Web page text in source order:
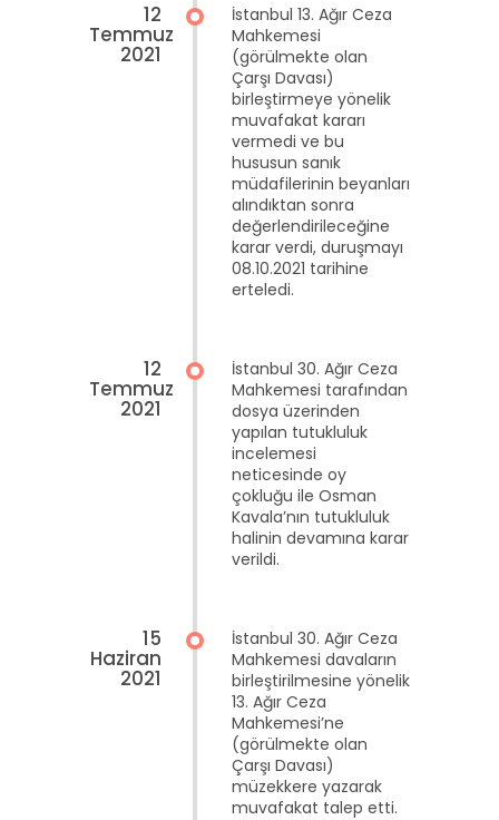
12
Temmuz
2021
İstanbul 13. Ağır Ceza
Mahkemesi
(görülmekte olan
Çarşı Davası)
birleştirmeye yönelik
muvafakat kararı
vermedi ve bu
hususun sanık
müdafilerinin beyanları
alındıktan sonra
değerlendirileceğine
karar verdi, duruşmayı
08.10.2021 tarihine
erteledi.
12
Temmuz
2021
İstanbul 30. Ağır Ceza
Mahkemesi tarafından
dosya üzerinden
yapılan tutukluluk
incelemesi
neticesinde oy
çokluğu ile Osman
Kavala’nın tutukluluk
halinin devamına karar
verildi.
15
Haziran
2021
İstanbul 30. Ağır Ceza
Mahkemesi davaların
birleştirilmesine yönelik
13. Ağır Ceza
Mahkemesi’ne
(görülmekte olan
Çarşı Davası)
müzekkere yazarak
muvafakat talep etti.